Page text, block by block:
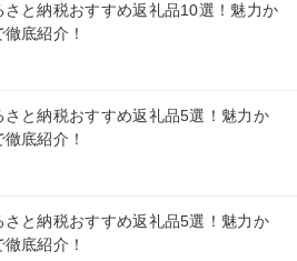
さと納税おすすめ返礼品10選！魅力か
底紹介！
さと納税おすすめ返礼品5選！魅力か
底紹介！
さと納税おすすめ返礼品5選！魅力か
底紹介！